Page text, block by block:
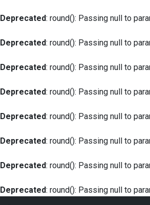
Deprecated: round(): Passing null to
Deprecated: round(): Passing null to
Deprecated: round(): Passing null to
Deprecated: round(): Passing null to
Deprecated: round(): Passing null to
Deprecated: round(): Passing null to
Deprecated: round(): Passing null to
Deprecated: round(): Passing null to